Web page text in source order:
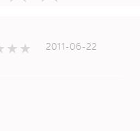
2011-06-22